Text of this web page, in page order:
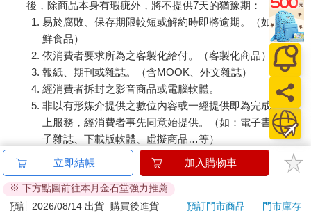
後，除商品本身有瑕疵外，將不提供7天的猶豫期：
易於腐敗、保存期限較短或解約時即將逾期。（如：生
鮮食品）
依消費者要求所為之客製化給付。（客製化商品）
報紙、期刊或雜誌。（含MOOK、外文雜誌）
經消費者拆封之影音商品或電腦軟體。
非以有形媒介提供之數位內容或一經提供即為完成之線
上服務，經消費者事先同意始提供。（如：電子書、電
子雜誌、下載版軟體、虛擬商品…等）
已拆封之個人衛生用品。（如：內衣褲、刮鬍刀、除毛
若非上列種類商品，均享有到貨7天的猶豫期（含例假
日）。
立即結帳 加入購物車
※ 下方點圖前往本月金石堂強力推薦
預計 2026/08/14 出貨
購買後進貨 預訂門市商品
門市庫存